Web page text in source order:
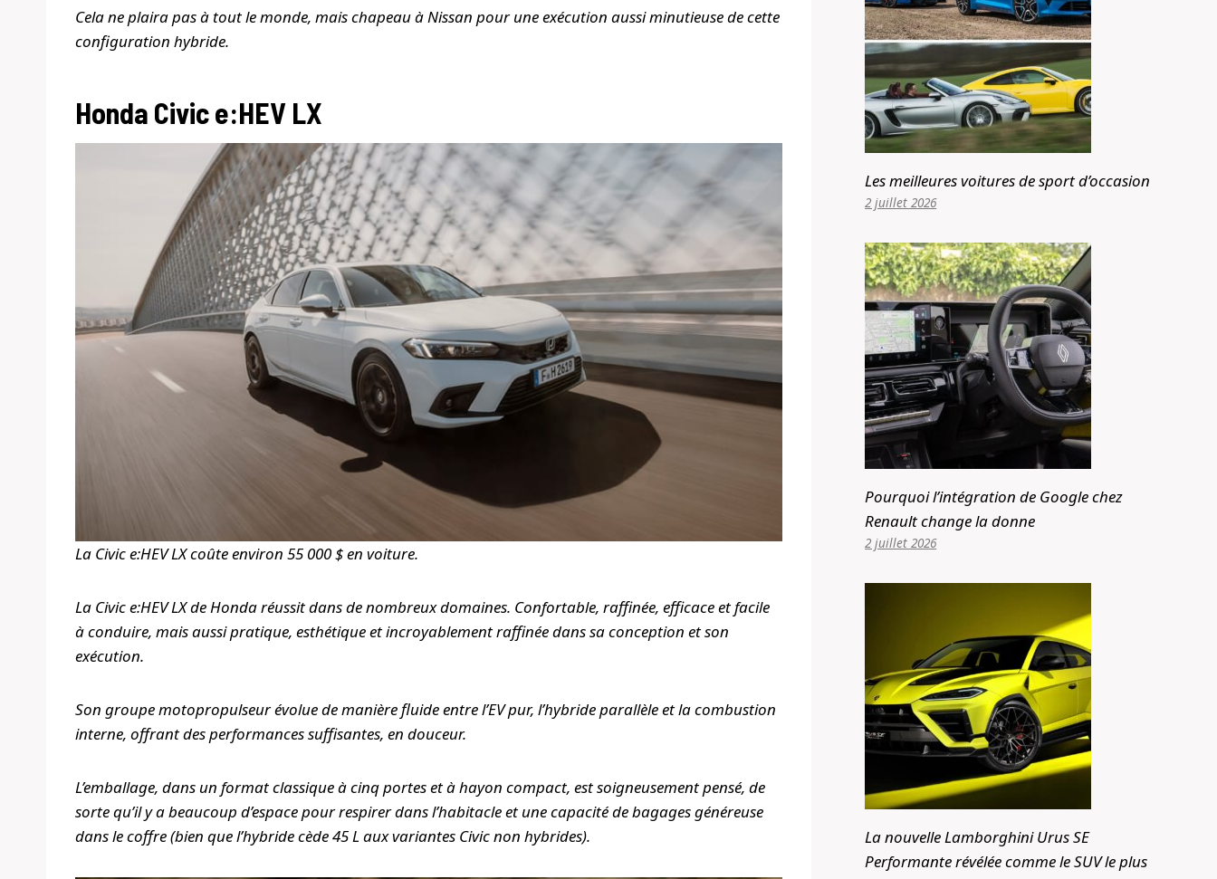
Cela ne plaira pas à tout le monde, mais chapeau à Nissan pour une exécution aussi minutieuse de cette
configuration hybride.
Honda Civic e:HEV LX
La Civic e:HEV LX coûte environ 55 000 $ en voiture.
La Civic e:HEV LX de Honda réussit dans de nombreux domaines. Confortable, raffinée, efficace et facile
à conduire, mais aussi pratique, esthétique et incroyablement raffinée dans sa conception et son
exécution.
Son groupe motopropulseur évolue de manière fluide entre l’EV pur, l’hybride parallèle et la combustion
interne, offrant des performances suffisantes, en douceur.
L’emballage, dans un format classique à cinq portes et à hayon compact, est soigneusement pensé, de
sorte qu’il y a beaucoup d’espace pour respirer dans l’habitacle et une capacité de bagages généreuse
dans le coffre (bien que l’hybride cède 45 L aux variantes Civic non hybrides).
Les meilleures voitures de sport d’occasion
2 juillet 2026
Pourquoi l’intégration de Google chez
Renault change la donne
2 juillet 2026
La nouvelle Lamborghini Urus SE
Performante révélée comme le SUV le plus